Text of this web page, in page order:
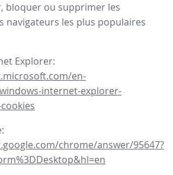
bloquer ou supprimer les
navigateurs les plus populaires
Explorer:
en-
internet-explorer-
chrome/answer/95647?